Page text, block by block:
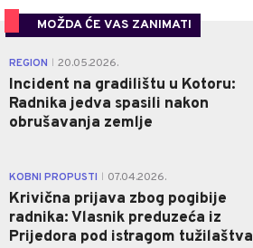
MOŽDA ĆE VAS ZANIMATI
REGION 20.05.2026.
Incident na gradilištu u Kotoru:
Radnika jedva spasili nakon
obrušavanja zemlje
KOBNI PROPUSTI 07.04.2026.
Krivična prijava zbog pogibije
radnika: Vlasnik preduzeća iz
Prijedora pod istragom tužilaštva